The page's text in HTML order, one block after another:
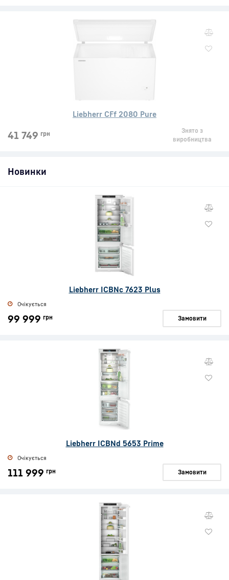
Liebherr CFf 2080 Pure
41 749 грн
Знято з
виробництва
Новинки
Liebherr ICBNc 7623 Plus
Очікується
99 999 грн Замовити
Liebherr ICBNd 5653 Prime
Очікується
111 999 грн Замовити